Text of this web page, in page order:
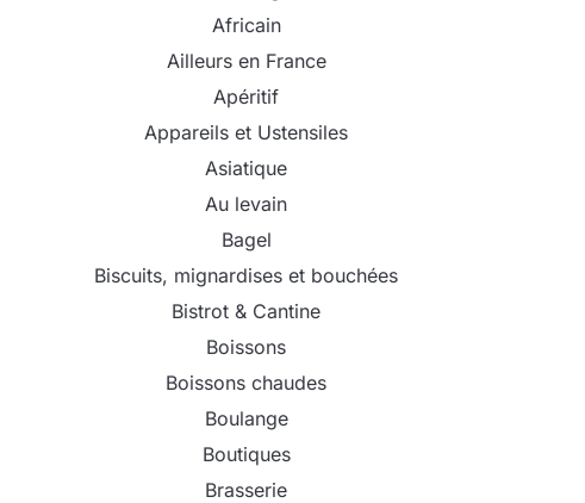
Africain
Ailleurs en France
Apéritif
Appareils et Ustensiles
Asiatique
Au levain
Bagel
Biscuits, mignardises et bouchées
Bistrot & Cantine
Boissons
Boissons chaudes
Boulange
Boutiques
Brasserie